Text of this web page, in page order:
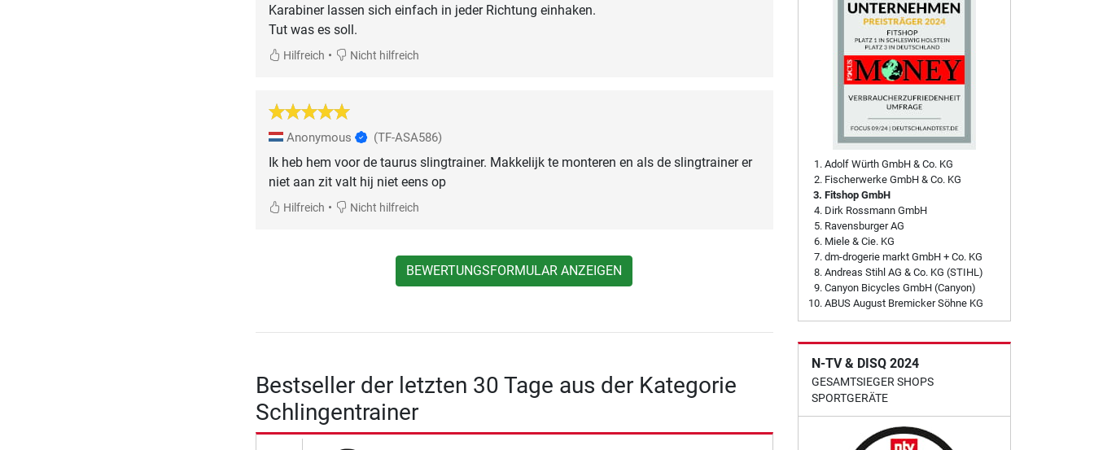
Karabiner lassen sich einfach in jeder Richtung einhaken.
Tut was es soll.
Hilfreich • Nicht hilfreich
Anonymous (TF-ASA586)
Ik heb hem voor de taurus slingtrainer. Makkelijk te monteren en als de slingtrainer er
niet aan zit valt hij niet eens op
Hilfreich • Nicht hilfreich
BEWERTUNGSFORMULAR ANZEIGEN
Bestseller der letzten 30 Tage aus der Kategorie
Schlingentrainer
Adolf Würth GmbH & Co. KG
Fischerwerke GmbH & Co. KG
Fitshop GmbH
Dirk Rossmann GmbH
Ravensburger AG
Miele & Cie. KG
dm-drogerie markt GmbH + Co. KG
Andreas Stihl AG & Co. KG (STIHL)
Canyon Bicycles GmbH (Canyon)
ABUS August Bremicker Söhne KG
N-TV & DISQ 2024
GESAMTSIEGER SHOPS
SPORTGERÄTE